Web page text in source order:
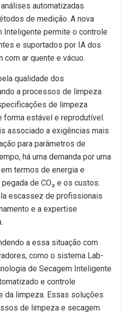
automatizadas
de medição. A nova
Inteligente permite o controle
e suportados por IA dos
ar quente e vácuo.
qualidade dos
a processos de limpeza
de limpeza
forma estável e reprodutível.
associado a exigências mais
para parâmetros de
há uma demanda por uma
termos de energia e
de CO₂ e os custos.
escassez de profissionais
e a expertise
a essa situação com
como o sistema Lab-
de Secagem Inteligente
e controle
da limpeza. Essas soluções
de limpeza e secagem